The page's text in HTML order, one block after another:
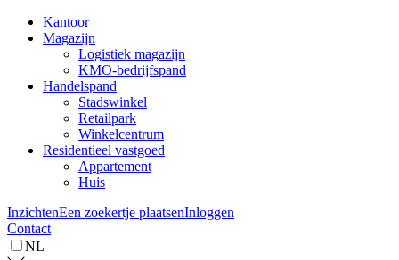
Kantoor
Magazijn
Logistiek magazijn
KMO-bedrijfspand
Handelspand
Stadswinkel
Retailpark
Winkelcentrum
Residentieel vastgoed
Appartement
Huis
InzichtenEen zoekertje plaatsenInloggen
Contact
NL